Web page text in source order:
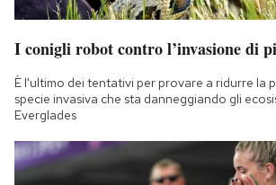
I conigli robot contro l’invasione di
È l'ultimo dei tentativi per provare a ridurre la
specie invasiva che sta danneggiando gli
Everglades